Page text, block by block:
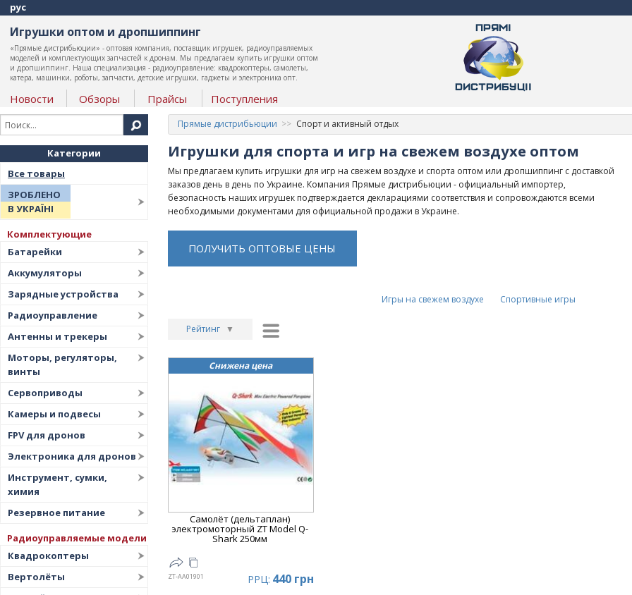
рус
Игрушки оптом и дропшиппинг
«Прямые дистрибьюции» - оптовая компания, поставщик игрушек, радиоуправляемых
моделей и комплектующих запчастей к дронам. Мы предлагаем купить игрушки оптом
и дропшиппинг. Наша специализация - радиоуправление: квадрокоптеры, самолеты,
катера, машинки, роботы, запчасти, детские игрушки, гаджеты и электроника опт.
Новости Обзоры Прайсы Поступления
Категории
Все товары
ЗРОБЛЕНО
В УКРАЇНІ
Комплектующие
Батарейки
Аккумуляторы
Зарядные устройства
Радиоуправление
Антенны и трекеры
Моторы, регуляторы,
винты
Сервоприводы
Камеры и подвесы
FPV для дронов
Электроника для дронов
Инструмент, сумки,
химия
Резервное питание
Радиоуправляемые модели
Квадрокоптеры
Вертолёты
Прямые дистрибьюции Спорт и активный отдых
Игрушки для спорта и игр на свежем воздухе оптом
Мы предлагаем купить игрушки для игр на свежем воздухе и спорта оптом или дропшиппинг с доставкой
заказов день в день по Украине. Компания Прямые дистрибьюции - официальный импортер,
безопасность наших игрушек подтверждается декларациями соответствия и сопровождаются всеми
необходимыми документами для официальной продажи в Украине.
ПОЛУЧИТЬ ОПТОВЫЕ ЦЕНЫ
Игры на свежем воздухе Спортивные игры
Рейтинг ▼
Дата ▲
Дата
Цена ▲
Цена
▼
Снижена цена
Самолёт (дельтаплан)
электромоторный ZT Model Q-
Shark 250мм
ZT-AA01901 РРЦ: 440 грн